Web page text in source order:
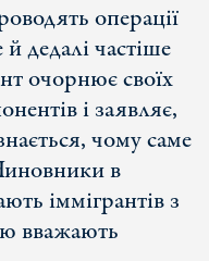
операції
дедалі частіше
очорнює своїх
і заявляє,
чому саме
в
іммігрантів з
вважають